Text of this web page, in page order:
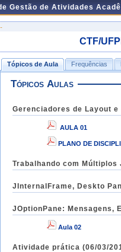
Gestão de Atividades
-
CTF/
Tópicos de Aula Frequências
Tópicos Aulas
Gerenciadores de Layout
AULA 01
PLANO DE
Trabalhando com Múltiplos
JInternalFrame, Deskto
Aula 02
Atividade prática (06/03/